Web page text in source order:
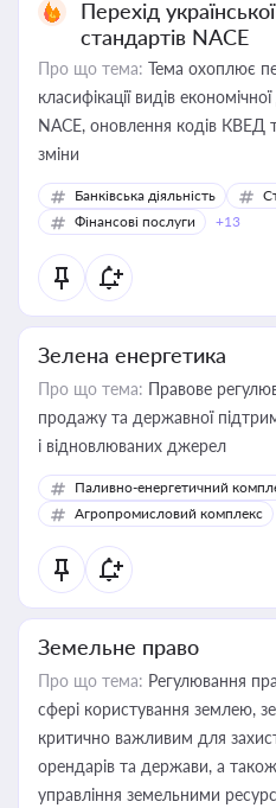
Перехід
стандартів NACE
Про що тема: Тема охоплює
класифікації видів
NACE, оновлення кодів КВЕД
зміни
Банківська діяльність
Фінансові послуги
+13
Зелена енергетика
Про що тема: Правове
продажу та державної
і відновлюваних джерел
Паливно-енергетичний
Агропромисловий комплекс
Земельне право
Про що тема: Регулювання
сфері користування землею,
критично важливим для
орендарів та держави, а
управління земельними